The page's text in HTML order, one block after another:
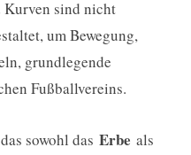
sind nicht
um Bewegung,
grundlegende
Fußballvereins.
sowohl das Erbe als